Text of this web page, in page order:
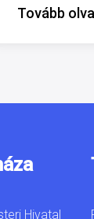
Tovább
Hivatal